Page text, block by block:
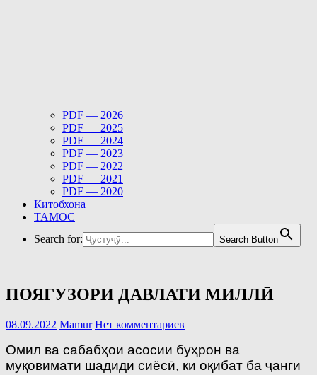
PDF — 2026
PDF — 2025
PDF — 2024
PDF — 2023
PDF — 2022
PDF — 2021
PDF — 2020
Китобхона
ТАМОС
Search for:
Search Button
ПОЯГУЗОРИ ДАВЛАТИ МИЛЛӢ
08.09.2022 Mamur Нет комментариев
Омил ва сабабҳои асосии буҳрон ва
муқовимати шадиди сиёсӣ, ки оқибат ба ҷанги